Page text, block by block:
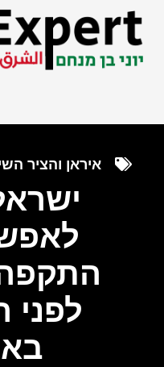
איראן והציר
לפני